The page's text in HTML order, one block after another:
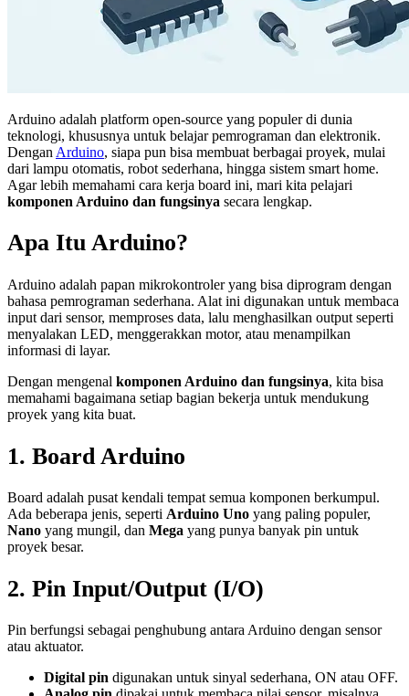
Arduino adalah platform open-source yang populer di dunia
teknologi, khususnya untuk belajar pemrograman dan elektronik.
Dengan Arduino, siapa pun bisa membuat berbagai proyek, mulai
dari lampu otomatis, robot sederhana, hingga sistem smart home.
Agar lebih memahami cara kerja board ini, mari kita pelajari
komponen Arduino dan fungsinya secara lengkap.
Apa Itu Arduino?
Arduino adalah papan mikrokontroler yang bisa diprogram dengan
bahasa pemrograman sederhana. Alat ini digunakan untuk membaca
input dari sensor, memproses data, lalu menghasilkan output seperti
menyalakan LED, menggerakkan motor, atau menampilkan
informasi di layar.
Dengan mengenal komponen Arduino dan fungsinya, kita bisa
memahami bagaimana setiap bagian bekerja untuk mendukung
proyek yang kita buat.
1. Board Arduino
Board adalah pusat kendali tempat semua komponen berkumpul.
Ada beberapa jenis, seperti Arduino Uno yang paling populer,
Nano yang mungil, dan Mega yang punya banyak pin untuk
proyek besar.
2. Pin Input/Output (I/O)
Pin berfungsi sebagai penghubung antara Arduino dengan sensor
atau aktuator.
Digital pin digunakan untuk sinyal sederhana, ON atau OFF.